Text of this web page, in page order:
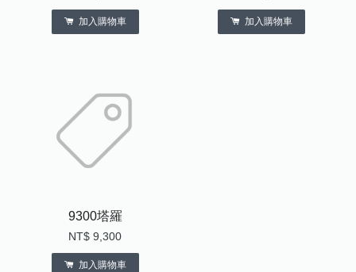
加入購物車 加入購物車
9300塔羅
NT$ 9,300
加入購物車